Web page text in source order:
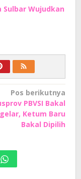
Sulbar Wujudkan
Pos berikutnya
PBVSI Bakal
Ketum Baru
Bakal Dipilih